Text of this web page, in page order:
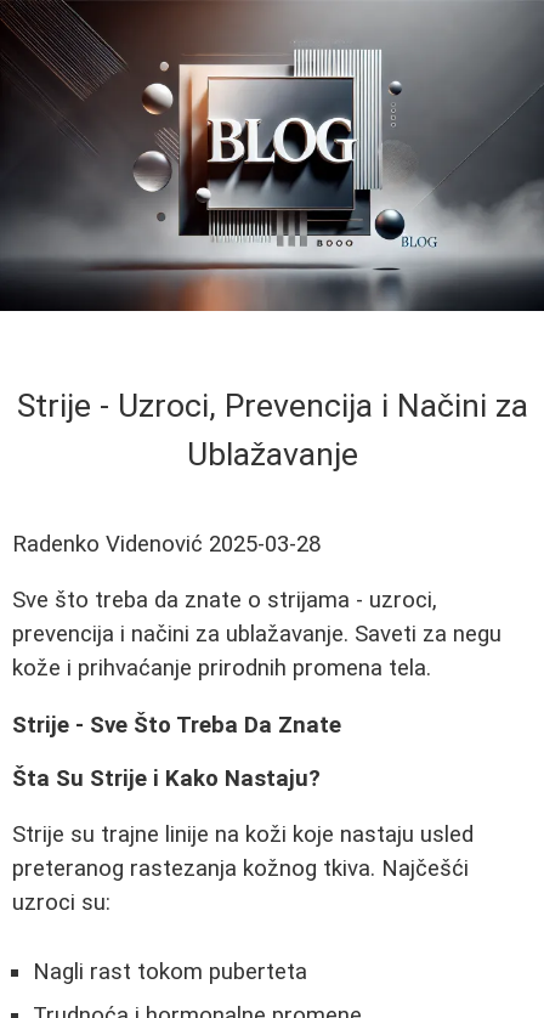
Strije - Uzroci, Prevencija i Načini za
Ublažavanje
Radenko Videnović 2025-03-28
Sve što treba da znate o strijama - uzroci,
prevencija i načini za ublažavanje. Saveti za negu
kože i prihvaćanje prirodnih promena tela.
Strije - Sve Što Treba Da Znate
Šta Su Strije i Kako Nastaju?
Strije su trajne linije na koži koje nastaju usled
preteranog rastezanja kožnog tkiva. Najčešći
uzroci su:
Nagli rast tokom puberteta